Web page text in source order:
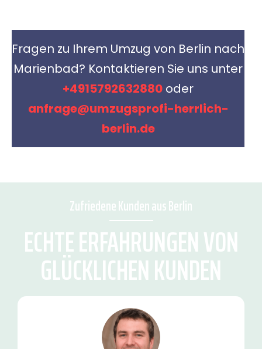
Fragen zu Ihrem Umzug von Berlin nach
Marienbad? Kontaktieren Sie uns unter
+4915792632880 oder
anfrage@umzugsprofi-herrlich-
berlin.de
Zufriedene Kunden aus Berlin
ECHTE ERFAHRUNGEN VON
GLÜCKLICHEN KUNDEN